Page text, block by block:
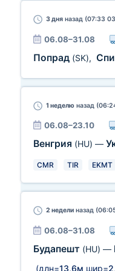
3 дня назад (07:33
06.08–31.08
Попрад (SK),
1 неделю назад
06.08–23.10
Венгрия (HU) —
CMR TIR EKMT
2 недели назад
06.08–31.08
Будапешт (HU) —
(длн=13,6м шир=